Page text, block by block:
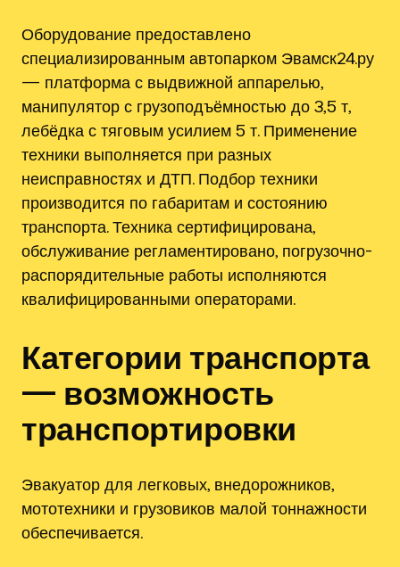
Оборудование предоставлено
специализированным автопарком Эвамск24.ру
— платформа с выдвижной аппарелью,
манипулятор с грузоподъёмностью до 3,5 т,
лебёдка с тяговым усилием 5 т. Применение
техники выполняется при разных
неисправностях и ДТП. Подбор техники
производится по габаритам и состоянию
транспорта. Техника сертифицирована,
обслуживание регламентировано, погрузочно-
распорядительные работы исполняются
квалифицированными операторами.
Категории транспорта
— возможность
транспортировки
Эвакуатор для легковых, внедорожников,
мототехники и грузовиков малой тоннажности
обеспечивается.